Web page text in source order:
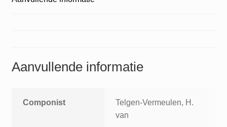
Aanvullende informatie
Componist
Telgen-Vermeulen, H.
van